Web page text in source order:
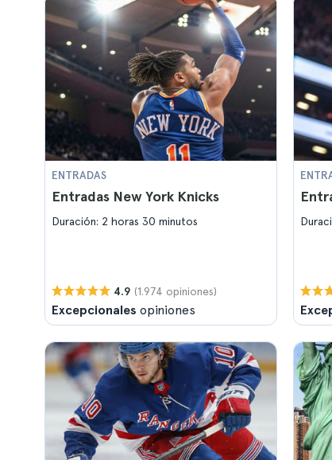
ENTRADAS
Entradas New York Knicks
Duración: 2 horas 30 minutos
4.9 (1.974 opiniones)
Excepcionales opiniones